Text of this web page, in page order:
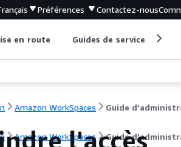
Préférences Contactez-nous
en route Guides de service
Amazon WorkSpaces
Amazon WorkSpaces Guide
l'accès